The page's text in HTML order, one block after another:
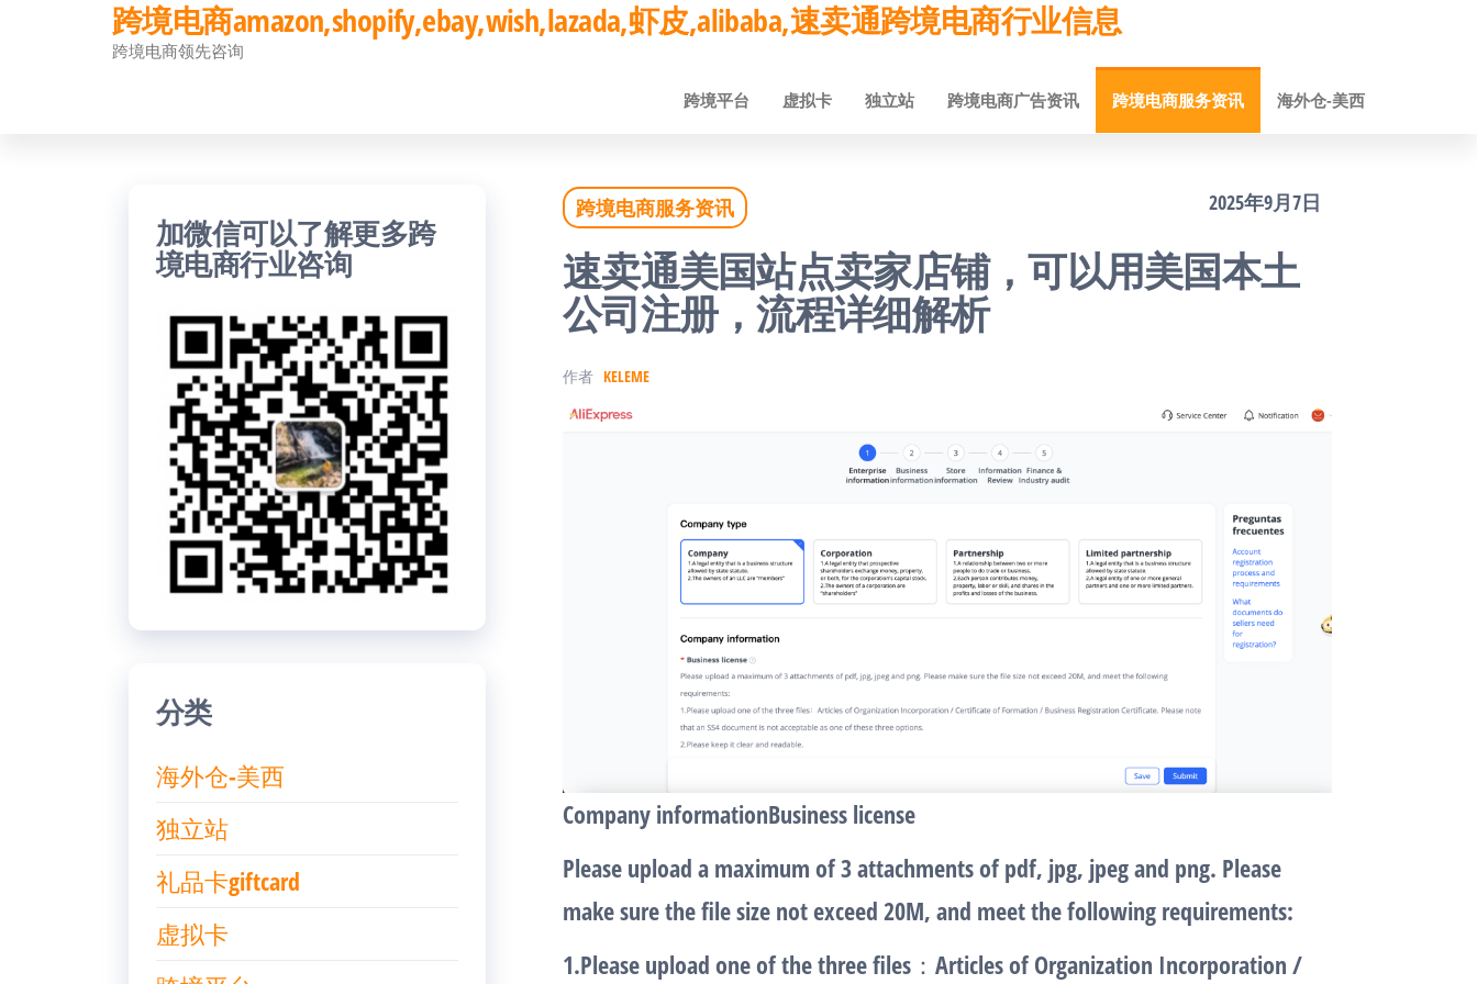
跨境电商amazon,shopify,ebay,wish,lazada,虾皮,alibaba,速卖通跨境电商行业信息
跨境电商领先咨询
跨境平台 虚拟卡 独立站 跨境电商广告资讯 跨境电商服务资讯 海外仓-美西
跨境电商服务资讯 2025年9月7日
速卖通美国站点卖家店铺，可以用美国本土
公司注册，流程详细解析
作者 KELEME
Company informationBusiness license
Please upload a maximum of 3 attachments of pdf, jpg, jpeg and png. Please
make sure the file size not exceed 20M, and meet the following requirements:
1.Please upload one of the three files：Articles of Organization Incorporation /
加微信可以了解更多跨
境电商行业咨询
分类
海外仓-美西
独立站
礼品卡giftcard
虚拟卡